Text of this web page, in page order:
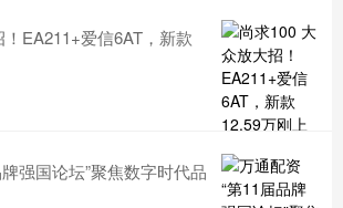
EA211+爱信6AT，新款
强国论坛”聚焦数字时代品